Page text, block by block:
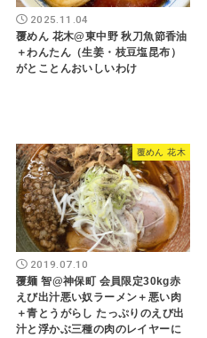
2025.11.04
覆めん 花木@東中野 秋刀魚節香油
＋わんたん（生姜・枝豆塩昆布）
がとことんおいしいわけ
覆めん 花木
2019.07.10
覆麺 智@神保町 会員限定30kg赤
えび出汁悪い奴ラーメン＋悪い肉
＋青とうがらし たっぷりのえび出
汁と浮かぶ三種の肉のレイヤーに